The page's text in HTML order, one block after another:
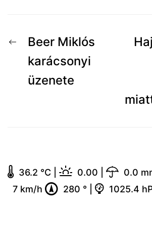
Bejegyzés
navigáció
ElőzőBeer Miklós
karácsonyi
üzenete
36.2 °C 0.00 0.0
7 km/h
280 ° 1025.4